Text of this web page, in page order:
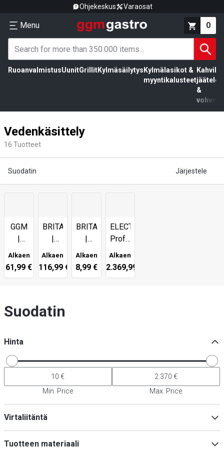
Ohjekeskus Varaosat
Menu 0
RuoanvalmistusUunitGrillitKylmäsäilytys Kylmälasikot &
myyntikalusteet
Kahvila,
jäätelö
&
vohvelit
Vedenkäsittely
16 Tuotteet
Suodatin Järjestele
GGM
|
Vedenkäsittely
Alkaen
61,99 €
BRITA
|
PURITY
Clean
&
Alkaen
116,99 €
BRITA
|
Tarvikkeet
Alkaen
8,99 €
ELECTROLUX
Professional
Vedenkäsittely
Alkaen
2.369,99 €
Suodatin
Hinta
Min. Price Max. Price
Virtaliitäntä
Tuotteen materiaali